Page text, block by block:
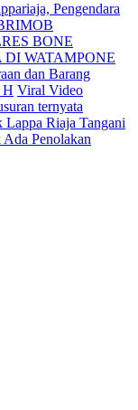
Pengendara
BONE
WATAMPONE
dan Barang
H Viral Video
ternyata
Lappa Riaja Tangani
Penolakan